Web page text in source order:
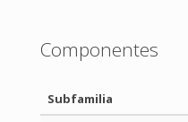
Componentes
Subfamilia